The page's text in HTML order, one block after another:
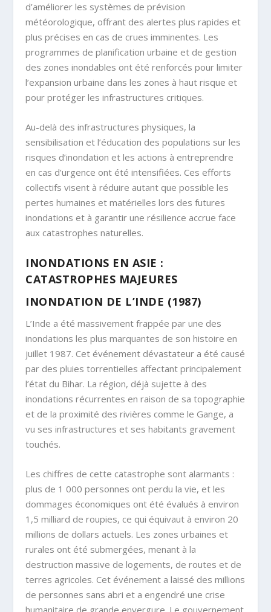
d’améliorer les systèmes de prévision
météorologique, offrant des alertes plus rapides et
plus précises en cas de crues imminentes. Les
programmes de planification urbaine et de gestion
des zones inondables ont été renforcés pour limiter
l’expansion urbaine dans les zones à haut risque et
pour protéger les infrastructures critiques.
Au-delà des infrastructures physiques, la
sensibilisation et l’éducation des populations sur les
risques d’inondation et les actions à entreprendre
en cas d’urgence ont été intensifiées. Ces efforts
collectifs visent à réduire autant que possible les
pertes humaines et matérielles lors des futures
inondations et à garantir une résilience accrue face
aux catastrophes naturelles.
INONDATIONS EN ASIE :
CATASTROPHES MAJEURES
INONDATION DE L’INDE (1987)
L’Inde a été massivement frappée par une des
inondations les plus marquantes de son histoire en
juillet 1987. Cet événement dévastateur a été causé
par des pluies torrentielles affectant principalement
l’état du Bihar. La région, déjà sujette à des
inondations récurrentes en raison de sa topographie
et de la proximité des rivières comme le Gange, a
vu ses infrastructures et ses habitants gravement
touchés.
Les chiffres de cette catastrophe sont alarmants :
plus de 1 000 personnes ont perdu la vie, et les
dommages économiques ont été évalués à environ
1,5 milliard de roupies, ce qui équivaut à environ 20
millions de dollars actuels. Les zones urbaines et
rurales ont été submergées, menant à la
destruction massive de logements, de routes et de
terres agricoles. Cet événement a laissé des millions
de personnes sans abri et a engendré une crise